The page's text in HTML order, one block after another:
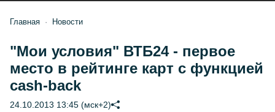
Главная Новости
"Мои условия" ВТБ24 - первое
место в рейтинге карт с функцией
cash-back
24.10.2013 13:45 (мск+2)